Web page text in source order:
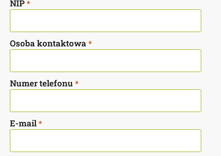
NIP*
Osoba kontaktowa*
Numer telefonu*
E-mail*